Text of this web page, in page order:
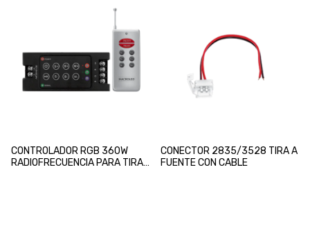
CONTROLADOR RGB 360W
RADIOFRECUENCIA PARA TIRA
CONECTOR 2835/3528 TIRA A
FUENTE CON CABLE